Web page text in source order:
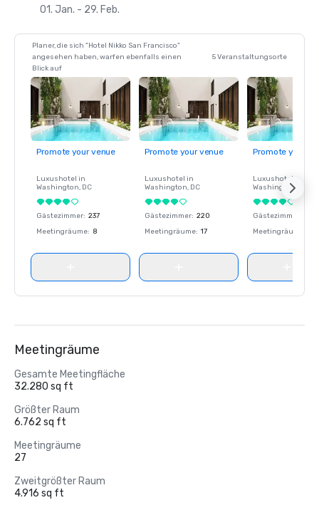
01. Jan. - 29. Feb.
Planer, die sich "Hotel Nikko San Francisco"
angesehen haben, warfen ebenfalls einen
Blick auf
5 Veranstaltungsorte
Promote your venue
Luxushotel in
Washington, DC
Gästezimmer: 237
Meetingräume: 8
Promote your venue
Luxushotel in
Washington, DC
Gästezimmer: 220
Meetingräume: 17
Promote your
Luxushotel in
Washington
Gästezimmer
Meetingräume
Meetingräume
Gesamte Meetingfläche
32.280 sq ft
Größter Raum
6.762 sq ft
Meetingräume
27
Zweitgrößter Raum
4.916 sq ft